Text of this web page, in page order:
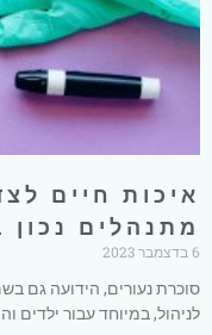
איכות חיים
מתנהלים נכון
6 בדצמבר 2023
לניהול, במיוחד עבור ילדים